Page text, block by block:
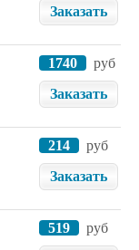
Заказать
1740
руб
Заказать
214
руб
Заказать
519
руб